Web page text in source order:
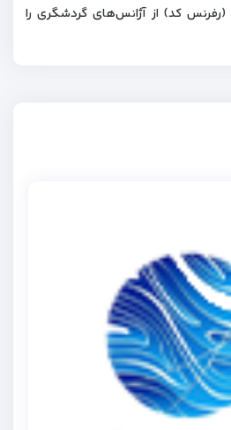
(رفرنس کد) از آژانس‌های گردشگری را